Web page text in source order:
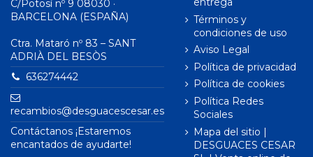
C/Potosí nº 9 08030 ·
BARCELONA (ESPAÑA)
Ctra. Mataró nº 83 – SANT
ADRIÀ DEL BESÒS
636274442
recambios@desguacescesar.es
Contáctanos ¡Estaremos
encantados de ayudarte!
Términos y
condiciones de uso
Aviso Legal
Política de privacidad
Política de cookies
Política Redes
Sociales
Mapa del sitio |
DESGUACES CESAR